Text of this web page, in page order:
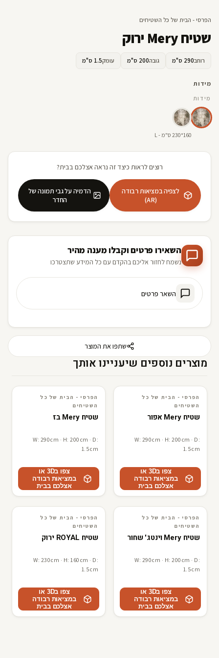
הפרסי - הבית של כל השטיחים
שטיח Mery ירוק
רוחב290 ס"מ גובה200 ס"מ עומק1.5 ס"מ
מידות
מידות
160*230 ס"מ - L
רוצים לראות כיצד זה נראה אצלכם בבית?
לצפיה במציאות רבודה
(AR)
הדמיה על גבי תמונה של
החדר
השאירו פרטים וקבלו מענה מהיר
נשמח לחזור אליכם בהקדם עם כל המידע שתצטרכו
השאר פרטים
שתפו את המוצר
מוצרים נוספים שיעניינו אותך
3D · AR הפרסי - הבית של כל השטיחים
הפרסי - הבית של כל
השטיחים
שטיח Mery אפור
W: 290cm · H: 200cm · D:
1.5cm
צפו ב3D או
במציאות רבודה
אצלכם בבית
3D · AR הפרסי - הבית של כל השטיחים
הפרסי - הבית של כל
השטיחים
שטיח Mery בז
W: 290cm · H: 200cm · D:
1.5cm
צפו ב3D או
במציאות רבודה
אצלכם בבית
3D · AR הפרסי - הבית של כל השטיחים
הפרסי - הבית של כל
השטיחים
שטיח Mery וינטג' שחור
W: 290cm · H: 200cm · D:
1.5cm
צפו ב3D או
במציאות רבודה
אצלכם בבית
3D · AR הפרסי - הבית של כל השטיחים
הפרסי - הבית של כל
השטיחים
שטיח ROYAL ירוק
W: 230cm · H: 160cm · D:
1.5cm
צפו ב3D או
במציאות רבודה
אצלכם בבית